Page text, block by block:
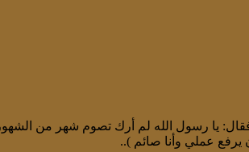
يا رسول الله لم أرك تصوم شهر من
عملي وأنا صائم )..